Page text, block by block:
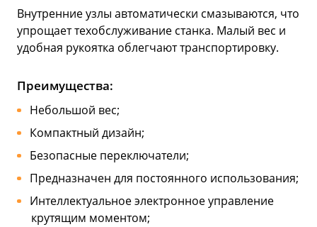
Внутренние узлы автоматически смазываются, что
упрощает техобслуживание станка. Малый вес и
удобная рукоятка облегчают транспортировку.
Преимущества:
Небольшой вес;
Компактный дизайн;
Безопасные переключатели;
Предназначен для постоянного использования;
Интеллектуальное электронное управление
крутящим моментом;